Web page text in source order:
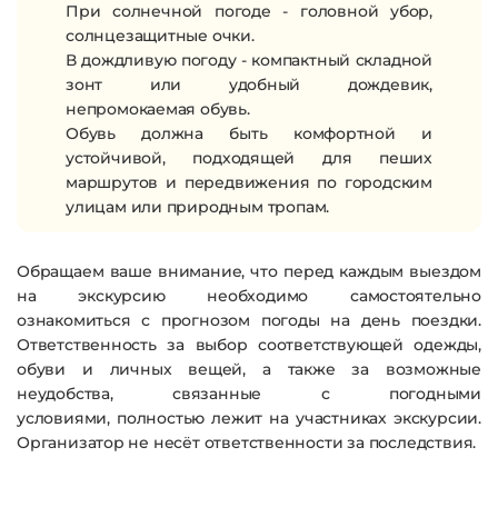
При солнечной погоде - головной убор,
солнцезащитные очки.
В дождливую погоду - компактный складной
зонт или удобный дождевик,
непромокаемая обувь.
Обувь должна быть комфортной и
устойчивой, подходящей для пеших
маршрутов и передвижения по городским
улицам или природным тропам.
Обращаем ваше внимание, что перед каждым выездом
на экскурсию необходимо самостоятельно
ознакомиться с прогнозом погоды на день поездки.
Ответственность за выбор соответствующей одежды,
обуви и личных вещей, а также за возможные
неудобства, связанные с погодными
условиями, полностью лежит на участниках экскурсии.
Организатор не несёт ответственности за последствия.